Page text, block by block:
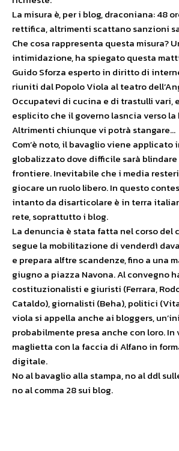
La misura è, per i blog, draconiana: 48
rettifica, altrimenti scattano sanzioni
Che cosa rappresenta questa misura?
intimidazione, ha spiegato questa
Guido Sforza esperto in diritto di
riuniti dal Popolo Viola al teatro
Occupatevi di cucina e di trastulli vari,
esplicito che il governo lasncia verso la
Altrimenti chiunque vi potrà stangare…
Com’è noto, il bavaglio viene applicato
globalizzato dove difficile sarà blindare
frontiere. Inevitabile che i media
giocare un ruolo libero. In questo
intanto da disarticolare è in terra
rete, soprattutto i blog.
La denuncia è stata fatta nel corso del
segue la mobilitazione di venderdì
e prepara alftre scandenze, fino a una
giugno a piazza Navona. Al convegno
costituzionalisti e giuristi (Ferrara,
Cataldo), giornalisti (Beha), politici
viola si appella anche ai bloggers,
probabilmente presa anche con loro.
maglietta con la faccia di Alfano in
digitale.
No al bavaglio alla stampa, no al ddl
no al comma 28 sui blog.